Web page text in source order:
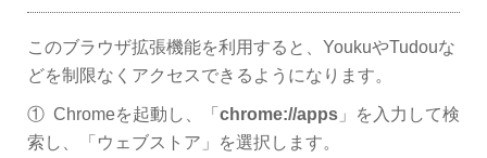
このブラウザ拡張機能を利用すると、YoukuやTudouな
どを制限なくアクセスできるようになります。
① Chromeを起動し、「 chrome://apps 」を入力して検
索し、「ウェブストア」を選択します。